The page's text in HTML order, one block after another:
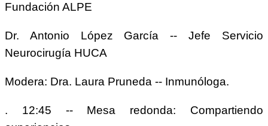
Fundación ALPE
Dr. Antonio López García -- Jefe Servicio
Neurocirugía HUCA
Modera: Dra. Laura Pruneda -- Inmunóloga.
. 12:45 -- Mesa redonda: Compartiendo